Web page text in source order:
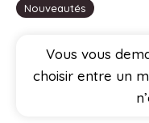
Nouveautés
Vous vous
choisir entre un